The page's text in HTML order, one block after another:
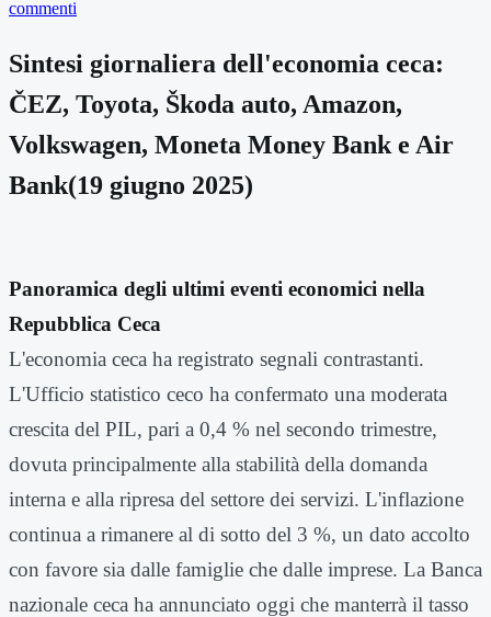
commenti
Sintesi giornaliera dell'economia ceca:
ČEZ, Toyota, Škoda auto, Amazon,
Volkswagen, Moneta Money Bank e Air
Bank(19 giugno 2025)
Panoramica degli ultimi eventi economici nella
Repubblica Ceca
L'economia ceca ha registrato segnali contrastanti.
L'Ufficio statistico ceco ha confermato una moderata
crescita del PIL, pari a 0,4 % nel secondo trimestre,
dovuta principalmente alla stabilità della domanda
interna e alla ripresa del settore dei servizi. L'inflazione
continua a rimanere al di sotto del 3 %, un dato accolto
con favore sia dalle famiglie che dalle imprese. La Banca
nazionale ceca ha annunciato oggi che manterrà il tasso